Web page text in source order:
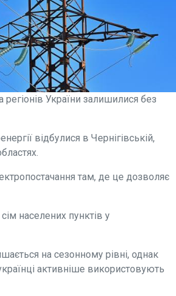
регіонів України залишилися без
відбулися в Чернігівській,
там, де це дозволяє
населених пунктів у
на сезонному рівні, однак
активніше використовують